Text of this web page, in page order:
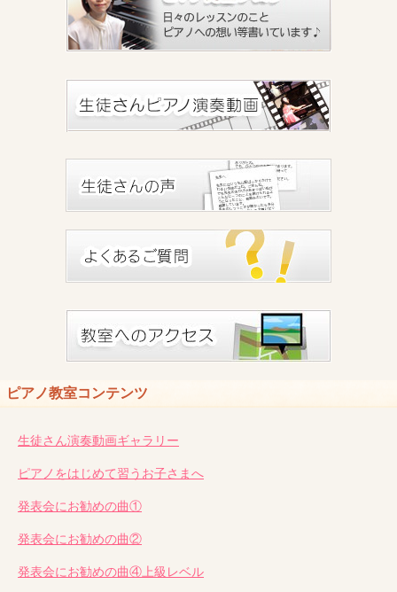
ピアノ教室コンテンツ
生徒さん演奏動画ギャラリー
ピアノをはじめて習うお子さまへ
発表会にお勧めの曲①
発表会にお勧めの曲②
発表会にお勧めの曲④上級レベル